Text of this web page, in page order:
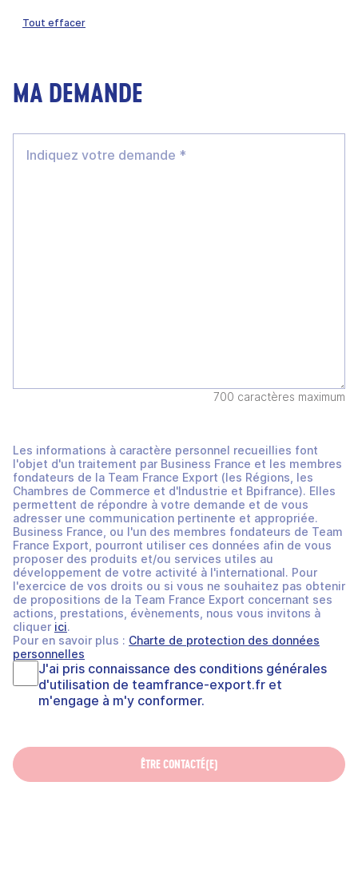
Tout effacer
MA DEMANDE
700 caractères maximum
Les informations à caractère personnel recueillies font
l'objet d'un traitement par Business France et les membres
fondateurs de la Team France Export (les Régions, les
Chambres de Commerce et d'Industrie et Bpifrance). Elles
permettent de répondre à votre demande et de vous
adresser une communication pertinente et appropriée.
Business France, ou l'un des membres fondateurs de Team
France Export, pourront utiliser ces données afin de vous
proposer des produits et/ou services utiles au
développement de votre activité à l'international. Pour
l'exercice de vos droits ou si vous ne souhaitez pas obtenir
de propositions de la Team France Export concernant ses
actions, prestations, évènements, nous vous invitons à
cliquer ici.
Pour en savoir plus : Charte de protection des données
personnelles
J'ai pris connaissance des conditions générales
d'utilisation de teamfrance-export.fr et
m'engage à m'y conformer.
ÊTRE CONTACTÉ(E)